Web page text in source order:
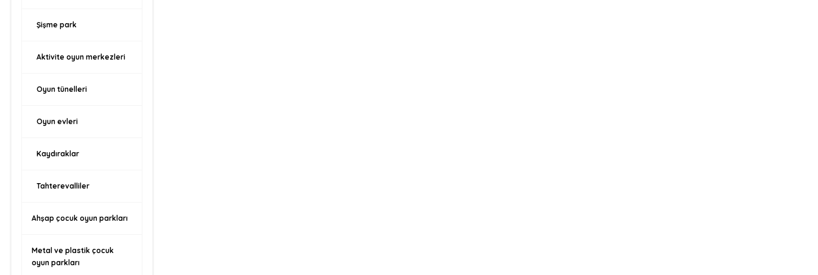
Şişme park
Aktivite oyun merkezleri
Oyun tünelleri
Oyun evleri
Kaydıraklar
Tahterevalliler
Ahşap çocuk oyun parkları
Metal ve plastik çocuk
oyun parkları